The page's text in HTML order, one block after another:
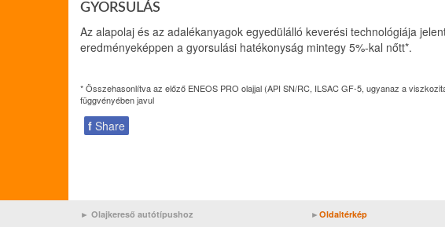
GYORSULÁS
Az alapolaj és az adalékanyagok egyedülálló keverési technológiája
eredményeképpen a gyorsulási hatékonyság mintegy 5%-kal nőtt*.
* Összehasonlítva az előző ENEOS PRO olajjal (API SN/RC, ILSAC GF-5, ugyanaz a
függvényében javul
f Share
► Olajkereső autótípushoz
► Oldaltérkép